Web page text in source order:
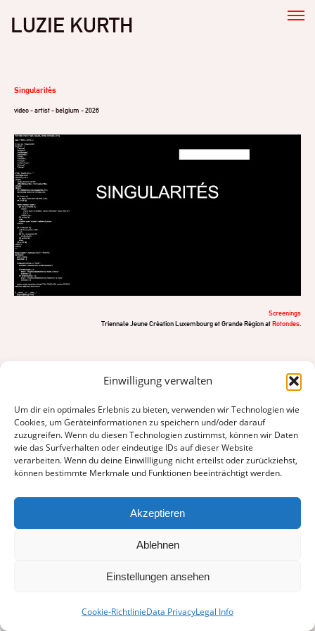
Einwilligung verwalten
Um dir ein optimales Erlebnis zu bieten, verwenden wir Technologien wie
Cookies, um Geräteinformationen zu speichern und/oder darauf
zuzugreifen. Wenn du diesen Technologien zustimmst, können wir Daten
wie das Surfverhalten oder eindeutige IDs auf dieser Website
verarbeiten. Wenn du deine Einwillligung nicht erteilst oder zurückziehst,
können bestimmte Merkmale und Funktionen beeinträchtigt werden.
Akzeptieren
Ablehnen
Einstellungen ansehen
Cookie-RichtlinieData PrivacyLegal Info
LUZIE KURTH
Singularités
video - artist - belgium - 2026
Screenings
Triennale Jeune Création Luxembourg et Grande Région atRotondes.
EMAIL:INFO@LUZIEKURTH.COM